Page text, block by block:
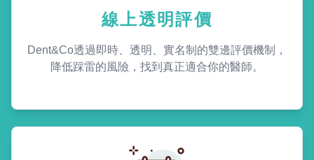
線上透明評價
Dent&Co透過即時、透明、實名制的雙邊評價機制，
降低踩雷的風險，找到真正適合你的醫師。